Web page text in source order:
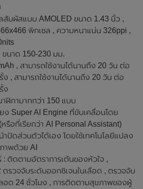
มผัสแบบ AMOLED ขนาด 1.43 นิ้ว ,
พิกเซล , ความหนาแน่น 326ppi ,
ขนาด 150-230 มม.
, สามารถใช้งานได้นานถึง 20 วัน ต่อ
ง , สามารถใช้งานได้นานถึง 20 วัน ต่อ
ง
ฬิกามากกว่า 150 แบบ
ง Super AI Engine ที่ขับเคลื่อนโดย
รือที่เรียกว่า AI Personal Assistant)
าปัดส่วนตัวได้เอง โดยใช้เทคโนโลยีแปลง
าพด้วย AI
: ติดตามอัตราการเต้นของหัวใจ ,
ตรวจจับระดับออกซิเจนในเลือด , ตรวจจับ
ด 24 ชั่วโมง , การติดตามสุขภาพของผู้